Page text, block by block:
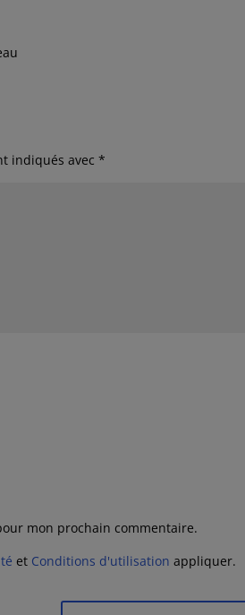
indiqués avec*
mon prochain commentaire.
et Conditions d'utilisation appliquer.